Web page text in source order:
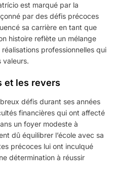
est marqué par la
par des défis précoces
sa carrière en tant que
histoire reflète un mélange
professionnelles qui
valeurs.
et les revers
défis durant ses années
financières qui ont affecté
un foyer modeste à
dû équilibrer l’école avec sa
précoces lui ont inculqué
détermination à réussir